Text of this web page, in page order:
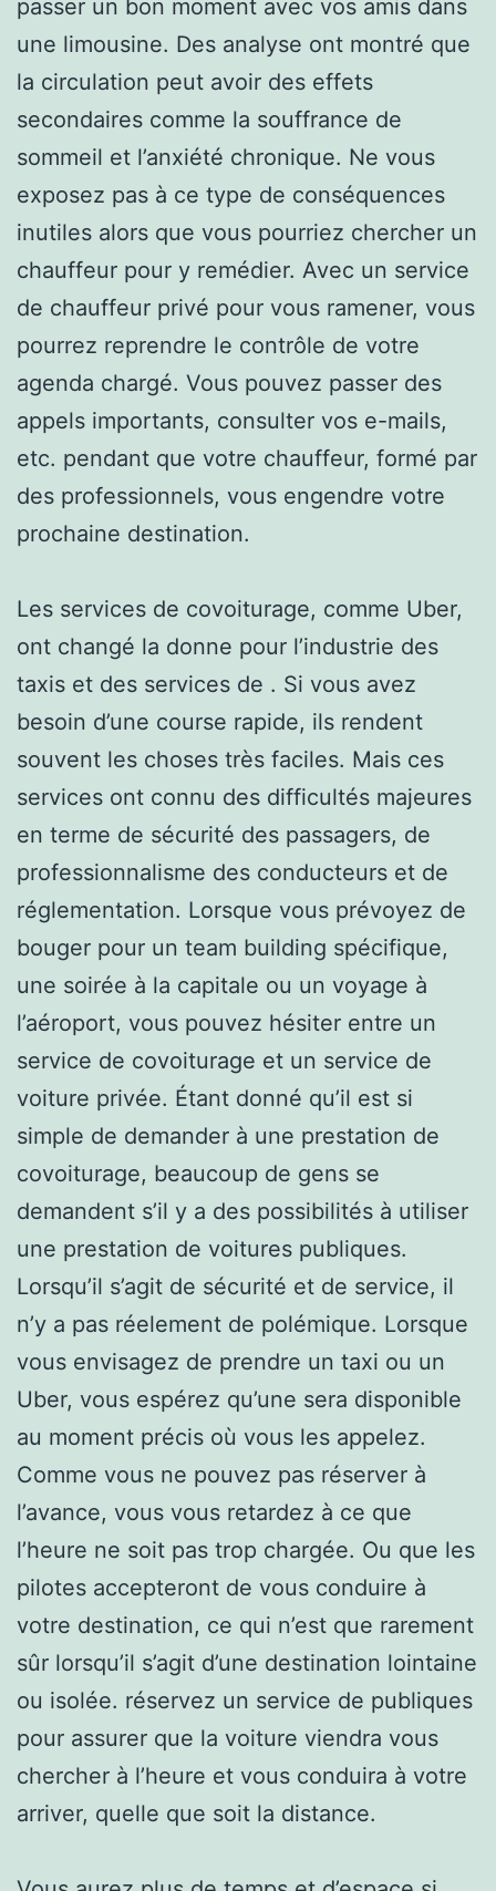
passer un bon moment avec vos amis dans
une limousine. Des analyse ont montré que
la circulation peut avoir des effets
secondaires comme la souffrance de
sommeil et l’anxiété chronique. Ne vous
exposez pas à ce type de conséquences
inutiles alors que vous pourriez chercher un
chauffeur pour y remédier. Avec un service
de chauffeur privé pour vous ramener, vous
pourrez reprendre le contrôle de votre
agenda chargé. Vous pouvez passer des
appels importants, consulter vos e-mails,
etc. pendant que votre chauffeur, formé par
des professionnels, vous engendre votre
prochaine destination.
Les services de covoiturage, comme Uber,
ont changé la donne pour l’industrie des
taxis et des services de . Si vous avez
besoin d’une course rapide, ils rendent
souvent les choses très faciles. Mais ces
services ont connu des difficultés majeures
en terme de sécurité des passagers, de
professionnalisme des conducteurs et de
réglementation. Lorsque vous prévoyez de
bouger pour un team building spécifique,
une soirée à la capitale ou un voyage à
l’aéroport, vous pouvez hésiter entre un
service de covoiturage et un service de
voiture privée. Étant donné qu’il est si
simple de demander à une prestation de
covoiturage, beaucoup de gens se
demandent s’il y a des possibilités à utiliser
une prestation de voitures publiques.
Lorsqu’il s’agit de sécurité et de service, il
n’y a pas réelement de polémique. Lorsque
vous envisagez de prendre un taxi ou un
Uber, vous espérez qu’une sera disponible
au moment précis où vous les appelez.
Comme vous ne pouvez pas réserver à
l’avance, vous vous retardez à ce que
l’heure ne soit pas trop chargée. Ou que les
pilotes accepteront de vous conduire à
votre destination, ce qui n’est que rarement
sûr lorsqu’il s’agit d’une destination lointaine
ou isolée. réservez un service de publiques
pour assurer que la voiture viendra vous
chercher à l’heure et vous conduira à votre
arriver, quelle que soit la distance.